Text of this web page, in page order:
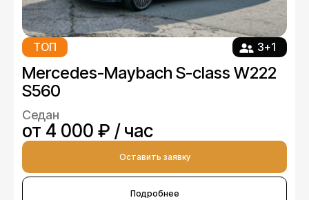
ТОП 3+1
Mercedes-Maybach S-class W222
S560
Седан
от 4 000 ₽ / час
Оставить заявку
Подробнее